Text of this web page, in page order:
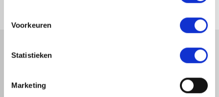
Voorkeuren
Statistieken
Marketing